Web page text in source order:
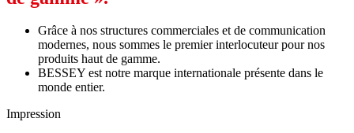
Grâce à nos structures commerciales et de communication
modernes, nous sommes le premier interlocuteur pour nos
produits haut de gamme.
BESSEY est notre marque internationale présente dans le
monde entier.
Impression